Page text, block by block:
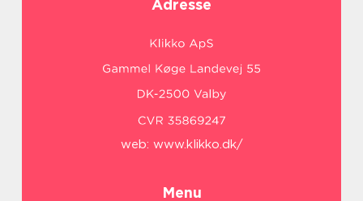
Adresse
web: www.klikko.dk/
Menu